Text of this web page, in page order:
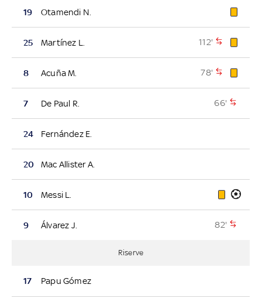
19 Otamendi N.
25 Martínez L. 112'
8 Acuña M. 78'
7 De Paul R. 66'
24 Fernández E.
20 Mac Allister A.
10 Messi L.
9 Álvarez J. 82'
Riserve
17 Papu Gómez